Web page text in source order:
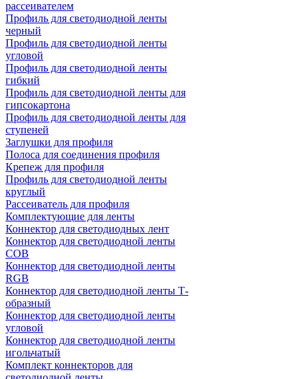
рассеивателем
Профиль для светодиодной ленты
черный
Профиль для светодиодной ленты
угловой
Профиль для светодиодной ленты
гибкий
Профиль для светодиодной ленты для
гипсокартона
Профиль для светодиодной ленты для
ступеней
Заглушки для профиля
Полоса для соединения профиля
Крепеж для профиля
Профиль для светодиодной ленты
круглый
Рассеиватель для профиля
Комплектующие для ленты
Коннектор для светодиодных лент
Коннектор для светодиодной ленты
COB
Коннектор для светодиодной ленты
RGB
Коннектор для светодиодной ленты Т-
образный
Коннектор для светодиодной ленты
угловой
Коннектор для светодиодной ленты
игольчатый
Комплект коннекторов для